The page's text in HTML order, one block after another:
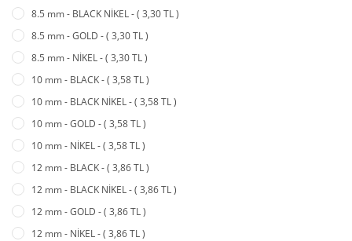
8.5 mm - BLACK NİKEL - ( 3,30 TL )
8.5 mm - GOLD - ( 3,30 TL )
8.5 mm - NİKEL - ( 3,30 TL )
10 mm - BLACK - ( 3,58 TL )
10 mm - BLACK NİKEL - ( 3,58 TL )
10 mm - GOLD - ( 3,58 TL )
10 mm - NİKEL - ( 3,58 TL )
12 mm - BLACK - ( 3,86 TL )
12 mm - BLACK NİKEL - ( 3,86 TL )
12 mm - GOLD - ( 3,86 TL )
12 mm - NİKEL - ( 3,86 TL )